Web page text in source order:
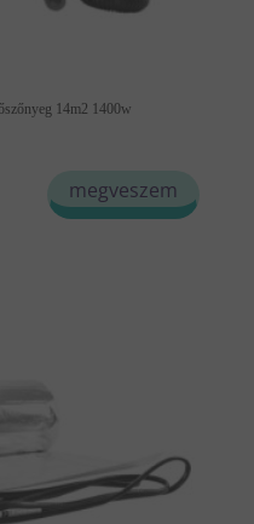
14m2 1400w
megveszem